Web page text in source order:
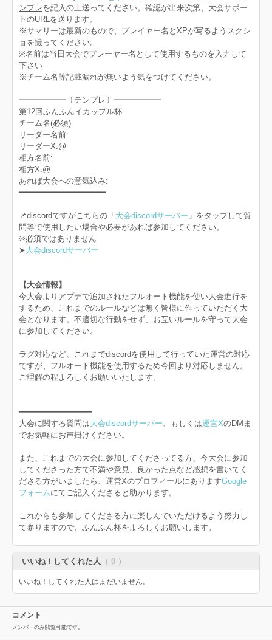
ンプレを記入の上送ってください。確認が出来次第、大会サポー
トのURLを送ります。
※サマリーは最新のもので、プレイヤー名とXPが写るようスクシ
ョを撮ってください。
※名前は当日大会でプレーヤー名として使用するものを入力して
下さい
※チーム名等記載漏れが無いよう気をつけてください。
━━━━━━〔テンプレ〕━━━━━━
第12回ふんふんイカップル杯
チーム名(必須)
リーダー名前:
リーダーX:@
相方名前:
相方X:@
あれば大会への意気込み:
━━━━━━━━━━━━━━━━━━
📌discordですがこちらの「 大会discordサーバー 」をタップして質
問等で使用したい場合や必要があれば参加してください。
※必須ではありません
➤大会discordサーバー
【大会情報】
今大会よりアプデで追加されたフルオート機能を使い大会進行を
するため、これまでのルールなどは無く皆様に作っていただく大
会となります。不適切な行動をせず、お互いルールを守って大会
に参加してください。
ラグ対応など、これまでdiscordを使用して行っていた運営の対応
ですが、フルオート機能を使用するため今回より対応しません。
ご理解の程よろしくお願いいたします。
━━━━━━━━━━━━━━━
大会に関する質問は大会discordサーバー 、もしくは運営XのDMま
でお気軽にお声掛けください。
また、これまでの大会に参加してくださってる方、今大会に参加
してくださった方で不満や意見、良かった点など感想を書いてく
ださる方がいましたら、運営XのプロフィールにありますGoogle
フォームにてご記入くださると助かります。
これからも参加してくださる方に楽しんでいただけるよう努力し
て参りますので、ふんふん杯をよろしくお願いします。
いいね！してくれた人 （ 0 ）
いいね！してくれた人はまだいません。
コメント
メンバーのみ閲覧可能です。